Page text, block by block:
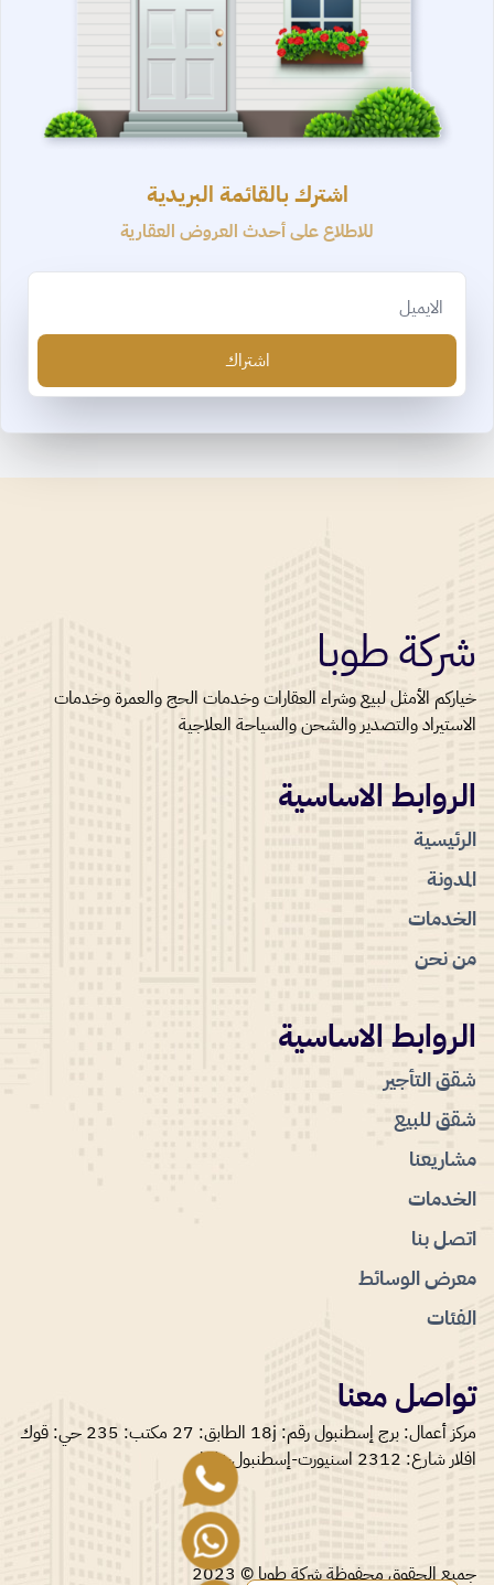
اشترك بالقائمة البريدية
للاطلاع على أحدث العروض العقارية
اشتراك
شركة طوبا
خياركم الأمثل لبيع وشراء العقارات وخدمات الحج والعمرة وخدمات
الاستيراد والتصدير والشحن والسياحة العلاجية
الروابط الاساسية
الرئيسية
المدونة
الخدمات
من نحن
الروابط الاساسية
شقق التأجير
شقق للبيع
مشاريعنا
الخدمات
اتصل بنا
معرض الوسائط
الفئات
تواصل معنا
مركز أعمال: برج إسطنبول رقم: 18j الطابق: 27 مكتب: 235 حي: قوك
افلار شارع: 2312 اسنيورت-إسطنبول-تركيا.
جميع الحقوق محفوظة شركة طوبا © 2023